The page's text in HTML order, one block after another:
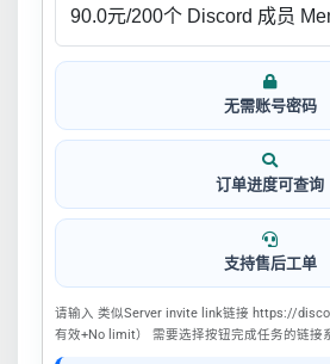
无需账号密码
订单进度可查询
支持售后工单
请输入 类似Server invite link链接 https://
有效+No limit） 需要选择按钮完成任务的链接